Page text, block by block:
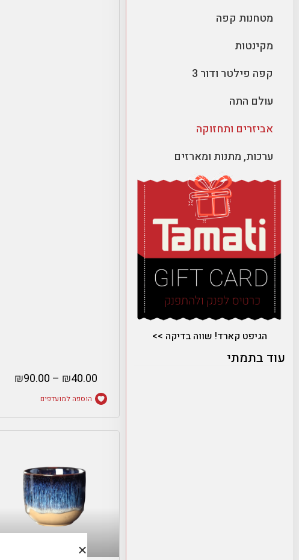
מטחנות קפה
מקינטות
קפה פילטר ודור 3
עולם התה
אביזרים ותחזוקה
ערכות, מתנות ומארזים
הגיפט קארד! שווה בדיקה >>
עוד בתמתי
₪40.00
–
₪90.00
הוספה למועדפים
בחר אפשרויות